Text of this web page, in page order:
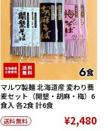
マルワ製麺 北海道産 変わり蕎
麦セット（開墾・胡麻・梅）6
食入 各2食 計6食
送料無料 ¥2,480